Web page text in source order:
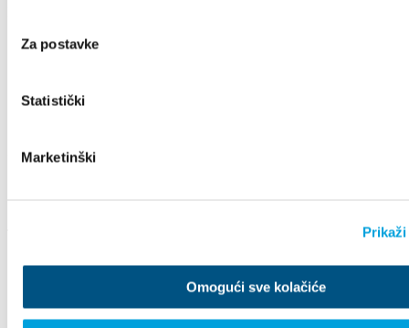
Za postavke
Statistički
Marketinški
Omogući sve kolačiće
Info
© TZ Kastela 2022 Izjava o pristupačnosti Politika kolačića
TZ Kaštela